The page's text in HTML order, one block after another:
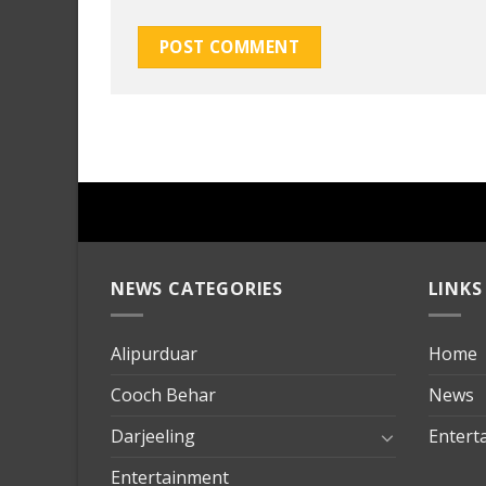
NEWS CATEGORIES
Alipurduar
Cooch Behar
Darjeeling
Entertainment
LINKS
Home
News